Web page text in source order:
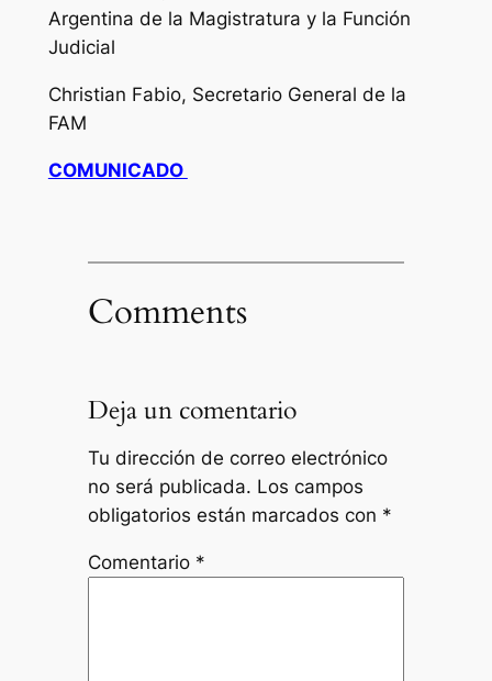
Argentina de la Magistratura y la Función
Judicial
Christian Fabio, Secretario General de la
FAM
COMUNICADO
Comments
Deja un comentario
Tu dirección de correo electrónico
no será publicada. Los campos
obligatorios están marcados con *
Comentario *